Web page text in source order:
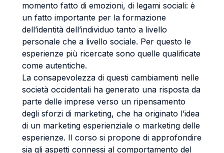
momento fatto di emozioni, di legami sociali: è
un fatto importante per la formazione
dell’identità dell’individuo tanto a livello
personale che a livello sociale. Per questo le
esperienze più ricercate sono quelle qualificate
come autentiche.
La consapevolezza di questi cambiamenti nelle
società occidentali ha generato una risposta da
parte delle imprese verso un ripensamento
degli sforzi di marketing, che ha originato l’idea
di un marketing esperienziale o marketing delle
esperienze. Il corso si propone di approfondire
sia gli aspetti connessi al comportamento del